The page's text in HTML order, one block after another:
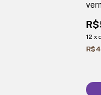
12 x